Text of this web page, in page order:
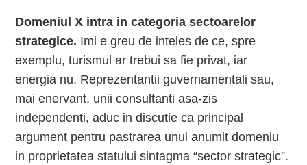
Domeniul X intra in categoria sectoarelor
strategice. Imi e greu de inteles de ce, spre
exemplu, turismul ar trebui sa fie privat, iar
energia nu. Reprezentantii guvernamentali sau,
mai enervant, unii consultanti asa-zis
independenti, aduc in discutie ca principal
argument pentru pastrarea unui anumit domeniu
in proprietatea statului sintagma “sector strategic”.